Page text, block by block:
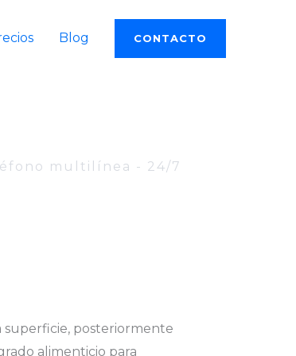
Blog CONTACTO
multilínea - 24/7
superficie, posteriormente
alimenticio para